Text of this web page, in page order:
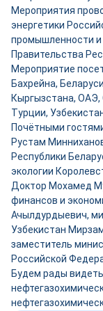
Мероприятия
энергетики
промышленности и
Правительства
Мероприятие
Бахрейна,
Кыргызстана, ОАЭ,
Турции,
Почётными
Рустам
Республики
экологии
Доктор Мохамед
финансов и
Ачылдурдыевич,
Узбекистан
заместитель
Российской
Будем рады